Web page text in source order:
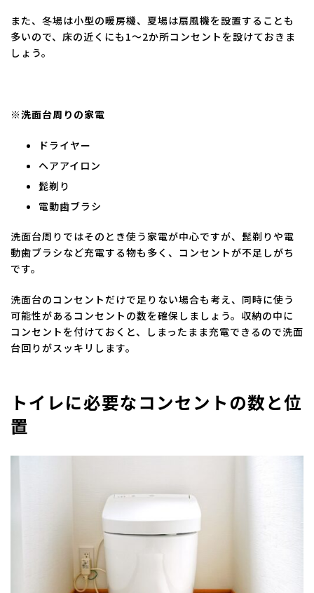
また、冬場は小型の暖房機、夏場は扇風機を設置することも
多いので、床の近くにも1～2か所コンセントを設けておきま
しょう。
※洗面台周りの家電
ドライヤー
ヘアアイロン
髭剃り
電動歯ブラシ
洗面台周りではそのとき使う家電が中心ですが、髭剃りや電
動歯ブラシなど充電する物も多く、コンセントが不足しがち
です。
洗面台のコンセントだけで足りない場合も考え、同時に使う
可能性があるコンセントの数を確保しましょう。収納の中に
コンセントを付けておくと、しまったまま充電できるので洗面
台回りがスッキリします。
トイレに必要なコンセントの数と位
置